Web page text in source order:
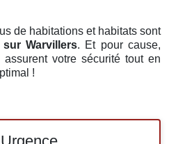
de habitations et habitats sont
sur Warvillers. Et pour cause,
votre sécurité tout en
!